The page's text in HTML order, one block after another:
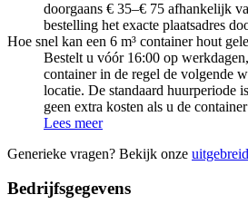
doorgaans € 35–€ 75 afhankelijk
bestelling het exacte plaatsadres
Hoe snel kan een 6 m³ container hout
Bestelt u vóór 16:00 op
container in de regel de volgende
locatie. De standaard huurperiode
geen extra kosten als u de
Lees meer
Generieke vragen? Bekijk onze
Bedrijfsgegevens